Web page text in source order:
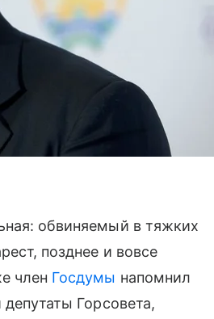
обвиняемый в тяжких
позднее и вовсе
член Госдумы напомнил
Горсовета,